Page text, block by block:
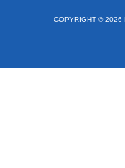
COPYRIGHT © 2026